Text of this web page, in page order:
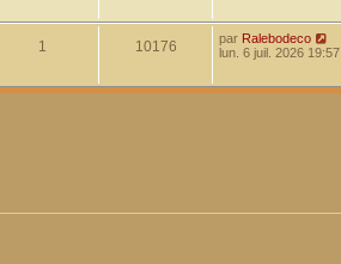
1 10176 par Ralebodeco
lun. 6 juil. 2026 19:57